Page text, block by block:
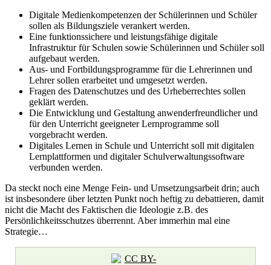
Digitale Medienkompetenzen der Schülerinnen und Schüler
sollen als Bildungsziele verankert werden.
Eine funktionssichere und leistungsfähige digitale
Infrastruktur für Schulen sowie Schülerinnen und Schüler soll
aufgebaut werden.
Aus- und Fortbildungsprogramme für die Lehrerinnen und
Lehrer sollen erarbeitet und umgesetzt werden.
Fragen des Datenschutzes und des Urheberrechtes sollen
geklärt werden.
Die Entwicklung und Gestaltung anwenderfreundlicher und
für den Unterricht geeigneter Lernprogramme soll
vorgebracht werden.
Digitales Lernen in Schule und Unterricht soll mit digitalen
Lernplattformen und digitaler Schulverwaltungssoftware
verbunden werden.
Da steckt noch eine Menge Fein- und Umsetzungsarbeit drin; auch
ist insbesondere über letzten Punkt noch heftig zu debattieren, damit
nicht die Macht des Faktischen die Ideologie z.B. des
Persönlichkeitsschutzes überrennt. Aber immerhin mal eine
Strategie…